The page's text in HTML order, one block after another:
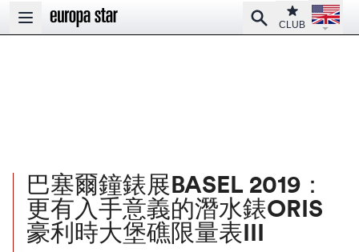
Open main menu
SearchClub
CLUB
Open
巴塞爾鐘錶展BASEL 2019：
更有入手意義的潛水錶ORIS
豪利時大堡礁限量表III